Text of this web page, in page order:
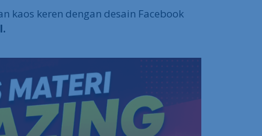
kaos keren dengan desain Facebook